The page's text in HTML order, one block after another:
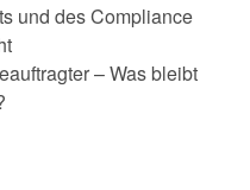
und des Compliance
– Was bleibt